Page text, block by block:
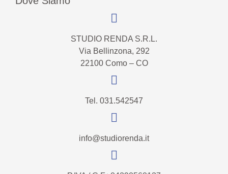
STUDIO RENDA S.R.L.
Via Bellinzona, 292
22100 Como – CO
Tel. 031.542547
info@studiorenda.it